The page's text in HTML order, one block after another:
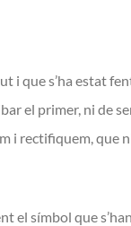
i que s’ha estat
el primer, ni de
i rectifiquem, que
el símbol que